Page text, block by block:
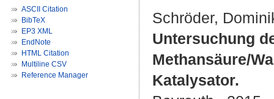
ASCII Citation
BibTeX
EP3 XML
EndNote
HTML Citation
Multiline CSV
Reference Manager
Schröder,
Untersuchung
Methansäure/
Katalysator.